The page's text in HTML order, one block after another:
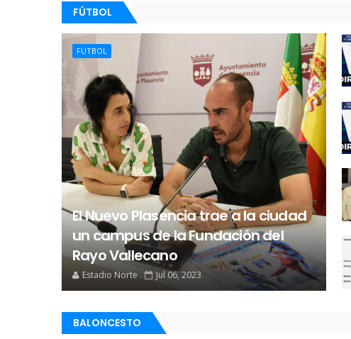
FÚTBOL
FUTBOL
El Nuevo Plasencia trae a la ciudad
un campus de la Fundación del
Rayo Vallecano
Estadio Norte Jul 06, 2023
BALONCESTO